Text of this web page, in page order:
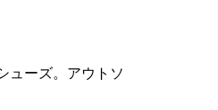
ューズ。アウトソ